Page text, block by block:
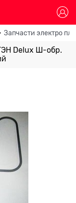
Запчасти электро
Delux Ш-обр.